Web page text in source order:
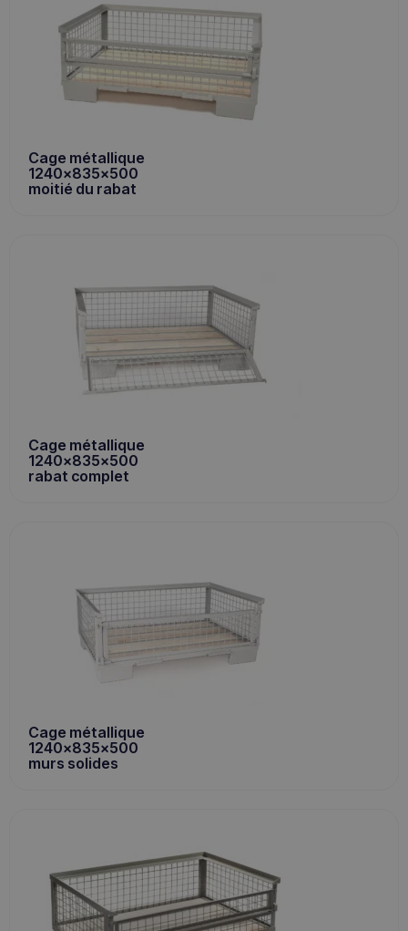
Cage métallique
1240x835x500
moitié du rabat
Cage métallique
1240x835x500
rabat complet
Cage métallique
1240x835x500
murs solides